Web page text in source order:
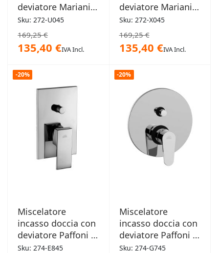
deviatore Mariani -
Ultraminimal
Sku: 272-U045
169,25 €
135,40 €IVA Incl.
deviatore Mariani -
Next
Sku: 272-X045
169,25 €
135,40 €IVA Incl.
-20%
Miscelatore
incasso doccia con
deviatore Paffoni -
Elle
Sku: 274-E845
-20%
Miscelatore
incasso doccia con
deviatore Paffoni -
Green
Sku: 274-G745